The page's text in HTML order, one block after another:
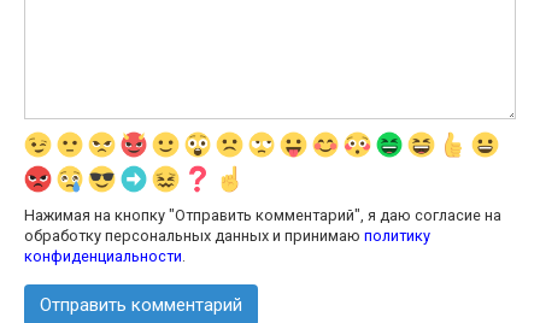
Нажимая на кнопку "Отправить комментарий", я даю согласие на
обработку персональных данных и принимаю политику
конфиденциальности